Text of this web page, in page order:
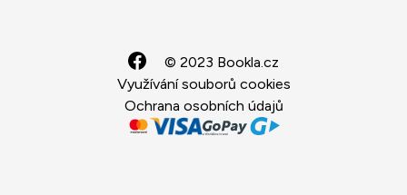
© 2023 Bookla.cz
Využívání souborů cookies
Ochrana osobních údajů